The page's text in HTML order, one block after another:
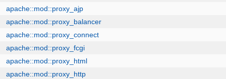
apache::mod::proxy_ajp
apache::mod::proxy_balancer
apache::mod::proxy_connect
apache::mod::proxy_fcgi
apache::mod::proxy_html
apache::mod::proxy_http